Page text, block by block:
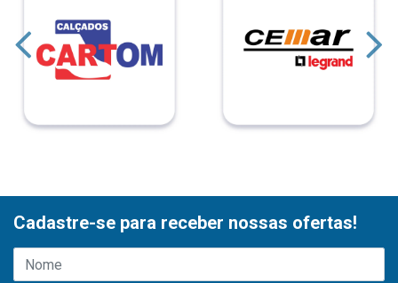
Cadastre-se para receber nossas ofertas!